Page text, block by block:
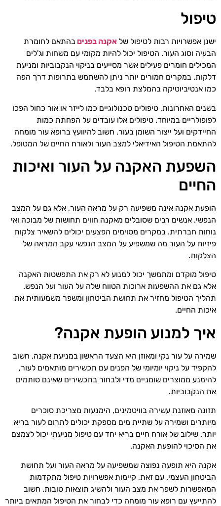
טיפול
ישנן אפשרויות רבות לטיפול של אקנה בפנים בהתאם לחומרת
הבעיה וסוג העור. הטיפול יכול להיות מקומי עם משחות וג'לים
המכילים חומרים פעילים אשר מסייעים בניקוי הנקבוביות ומניעת
דלקות. במקרים חמורים יותר ניתן להשתמש בתרופות דרך הפה
כמו אנטיביוטיקה בהמלצת רופא בלבד.
בשנים האחרונות, טיפולים טכנולוגיים כמו לייזר או אור כחול הפכו
לפופולריים במיוחד. טיפולים אלו עובדים על הפחתת כמות
החיידקים ועל ייצור השומן בעור. חשוב להיוועץ ברופא עור מומחה
להתאמת הטיפול האידיאלי למצב העור ולאורח החיים של המטופל.
השפעת האקנה על העור ואיכות
החיים
הופעת אקנה אינה משפיעה רק על מראה העור, אלא גם על המצב
הנפשי. אנשים רבים שסובלים מאקנה חווים תחושות של מבוכה ואי
נוחות חברתית. במקרים מסוימים הפצעים יכולים להשאיר צלקות
פיזיות על העור מה שמשפיע על המצב הנפשי עקב המראה של
הצלקות.
טיפול מוקדם ומתמשך יכול למנוע לא רק את התפשטות האקנה
אלא גם את ההשפעות ארוכות הטווח שלה על העור ועל הנפש.
תהליך הטיפול מחזיר את תחושת הביטחון ומשפר משמעותית את
איכות החיים.
איך למנוע הופעת אקנה?
שמירה על עור נקי ומאוזן היא הצעד הראשון במניעת אקנה. חשוב
להקפיד על ניקוי יומיומי של הפנים עם תכשירים מותאמים לעור,
להימנע ממוצרים שומניים מדי ולבחור בתכשירים שאינם סותמים
את הנקבוביות.
תזונה מאוזנת עשירה בוויטמינים, הימנעות מצריכת סוכרים
מיותרים ושמירה על שתיית מים מספקת יכולים לתרום לעור בריא
יותר. שילוב של אורח חיים בריא יחד עם טיפול מניעתי יכול לצמצם
את הסיכוי להופעת האקנה.
אקנה היא תופעה נפוצה שמשפיעה על מראה העור ועל תחושת
הביטחון העצמי. עם זאת, קיימות אפשרויות טיפול מתקדמות
המאפשרות לשפר את מצב העור ולהשיג תוצאות טובות. חשוב
להתייעץ עם רופא עור מומחה כדי לבחור את הטיפול המתאים ביותר